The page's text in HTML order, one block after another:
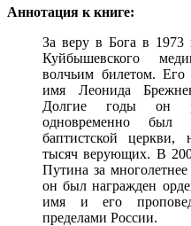
Аннотация к книге:
За веру в Бога в
Куйбышевского
волчьим билетом.
имя Леонида
Долгие годы он
одновременно был
баптистской церкви,
тысяч верующих. В
Путина за
он был награжден
имя и его
пределами России.